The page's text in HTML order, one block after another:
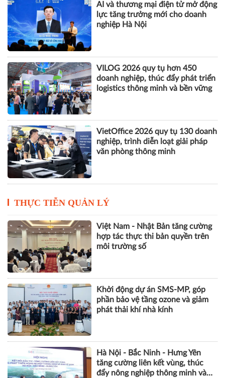
AI và thương mại điện tử mở động
lực tăng trưởng mới cho doanh
nghiệp Hà Nội
VILOG 2026 quy tụ hơn 450
doanh nghiệp, thúc đẩy phát triển
logistics thông minh và bền vững
VietOffice 2026 quy tụ 130 doanh
nghiệp, trình diễn loạt giải pháp
văn phòng thông minh
THỰC TIỄN QUẢN LÝ
Việt Nam - Nhật Bản tăng cường
hợp tác thực thi bản quyền trên
môi trường số
Khởi động dự án SMS-MP, góp
phần bảo vệ tầng ozone và giảm
phát thải khí nhà kính
Hà Nội - Bắc Ninh - Hưng Yên
tăng cường liên kết vùng, thúc
đẩy nông nghiệp thông minh và